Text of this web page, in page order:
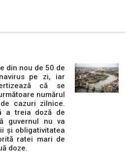
din nou de 50 de
pe zi, iar
că se
numărul
cazuri zilnice.
a treia doză de
guvernul nu va
și obligativitatea
ratei mari de
doze.